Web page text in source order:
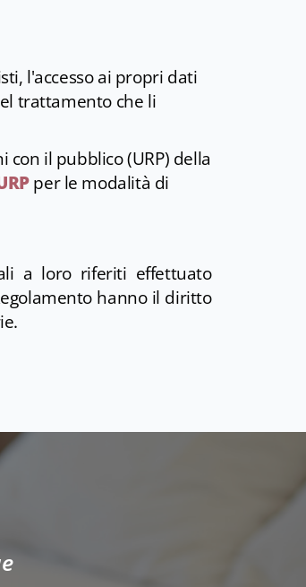
l'accesso ai propri dati
trattamento che li
con il pubblico (URP) della
per le modalità di
a loro riferiti effettuato
hanno il diritto